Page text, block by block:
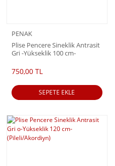
PENAK
Plise Pencere Sineklik Antrasit
Gri -Yükseklik 100 cm-
750,00 TL
SEPETE EKLE